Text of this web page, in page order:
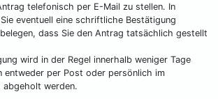
telefonisch per E-Mail zu stellen. In
eventuell eine schriftliche Bestätigung
dass Sie den Antrag tatsächlich gestellt
wird in der Regel innerhalb weniger Tage
entweder per Post oder persönlich im
abgeholt werden.